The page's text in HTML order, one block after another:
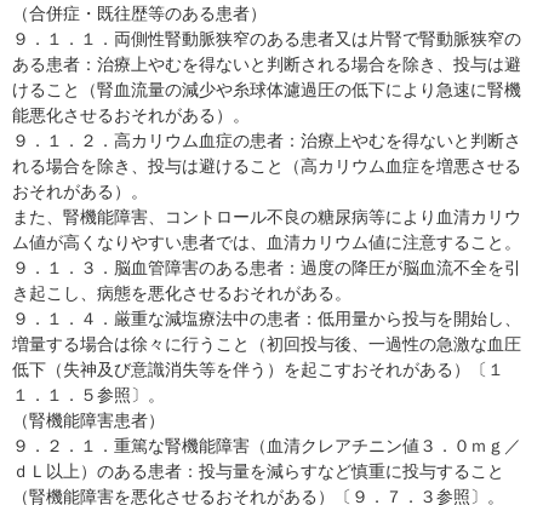
（合併症・既往歴等のある患者）
９．１．１．両側性腎動脈狭窄のある患者又は片腎で腎動脈狭窄の
ある患者：治療上やむを得ないと判断される場合を除き、投与は避
けること（腎血流量の減少や糸球体濾過圧の低下により急速に腎機
能悪化させるおそれがある）。
９．１．２．高カリウム血症の患者：治療上やむを得ないと判断さ
れる場合を除き、投与は避けること（高カリウム血症を増悪させる
おそれがある）。
また、腎機能障害、コントロール不良の糖尿病等により血清カリウ
ム値が高くなりやすい患者では、血清カリウム値に注意すること。
９．１．３．脳血管障害のある患者：過度の降圧が脳血流不全を引
き起こし、病態を悪化させるおそれがある。
９．１．４．厳重な減塩療法中の患者：低用量から投与を開始し、
増量する場合は徐々に行うこと（初回投与後、一過性の急激な血圧
低下（失神及び意識消失等を伴う）を起こすおそれがある）〔１
１．１．５参照〕。
（腎機能障害患者）
９．２．１．重篤な腎機能障害（血清クレアチニン値３．０ｍｇ／
ｄＬ以上）のある患者：投与量を減らすなど慎重に投与すること
（腎機能障害を悪化させるおそれがある）〔９．７．３参照〕。